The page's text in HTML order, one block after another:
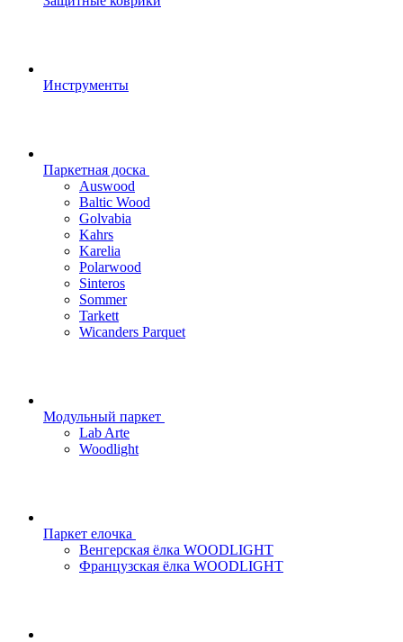
Инструменты
Паркетная доска
Auswood
Baltic Wood
Golvabia
Kahrs
Karelia
Polarwood
Sinteros
Sommer
Tarkett
Wicanders Parquet
Модульный паркет
Lab Arte
Woodlight
Паркет елочка
Венгерская ёлка WOODLIGHT
Французская ёлка WOODLIGHT